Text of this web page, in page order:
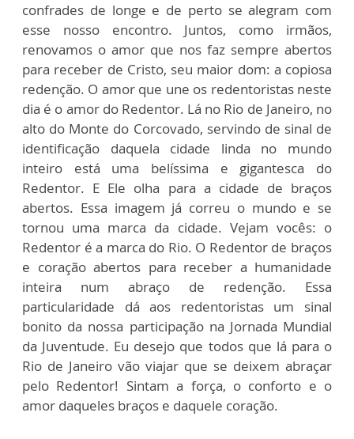
confrades de longe e de perto se alegram com
esse nosso encontro. Juntos, como irmãos,
renovamos o amor que nos faz sempre abertos
para receber de Cristo, seu maior dom: a copiosa
redenção. O amor que une os redentoristas neste
dia é o amor do Redentor. Lá no Rio de Janeiro, no
alto do Monte do Corcovado, servindo de sinal de
identificação daquela cidade linda no mundo
inteiro está uma belíssima e gigantesca do
Redentor. E Ele olha para a cidade de braços
abertos. Essa imagem já correu o mundo e se
tornou uma marca da cidade. Vejam vocês: o
Redentor é a marca do Rio. O Redentor de braços
e coração abertos para receber a humanidade
inteira num abraço de redenção. Essa
particularidade dá aos redentoristas um sinal
bonito da nossa participação na Jornada Mundial
da Juventude. Eu desejo que todos que lá para o
Rio de Janeiro vão viajar que se deixem abraçar
pelo Redentor! Sintam a força, o conforto e o
amor daqueles braços e daquele coração.